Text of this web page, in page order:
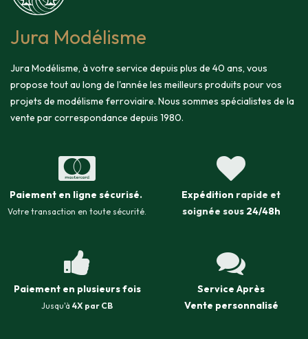
Jura Modélisme
Jura Modélisme, à votre service depuis plus de 40 ans, vous
propose tout au long de l'année les meilleurs produits pour vos
projets de modélisme ferroviaire. Nous sommes spécialistes de la
vente par correspondance depuis 1980.
Paiement en ligne sécurisé.
Votre transaction en toute sécurité.
Expédition rapide et
soignée sous 24/48h
Paiement en plusieurs fois
Jusqu'à 4X par CB
Service Après
Vente personnalisé